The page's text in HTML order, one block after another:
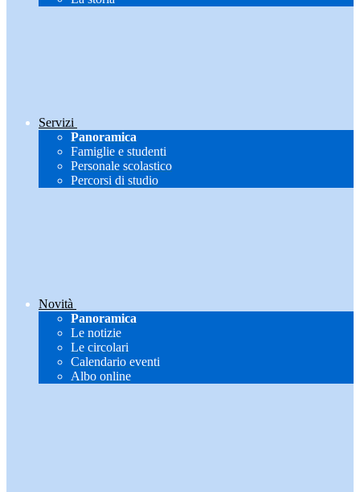
Servizi
Panoramica
Famiglie e studenti
Personale scolastico
Percorsi di studio
Novità
Panoramica
Le notizie
Le circolari
Calendario eventi
Albo online